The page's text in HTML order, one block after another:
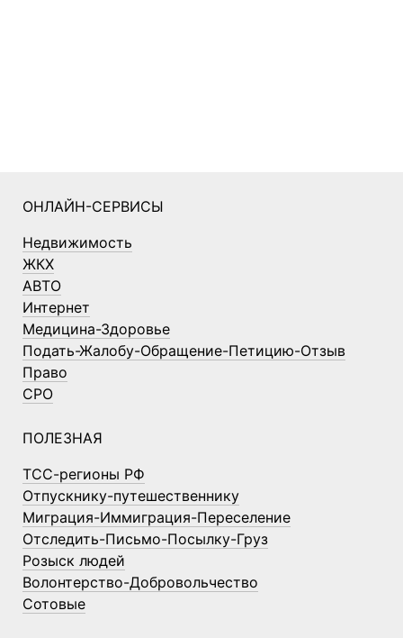
ОНЛАЙН-СЕРВИСЫ
Недвижимость
ЖКХ
АВТО
Интернет
Медицина-Здоровье
Подать-Жалобу-Обращение-Петицию-Отзыв
Право
СРО
ПОЛЕЗНАЯ
ТСС-регионы РФ
Отпускнику-путешественнику
Миграция-Иммиграция-Переселение
Отследить-Письмо-Посылку-Груз
Розыск людей
Волонтерство-Добровольчество
Сотовые